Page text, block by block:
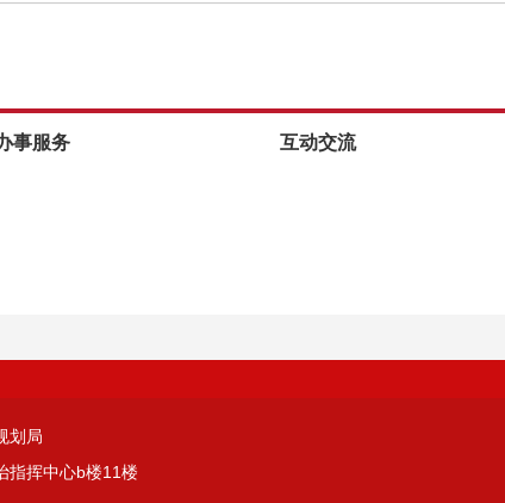
事服务 互动交流
划局
指挥中心b楼11楼